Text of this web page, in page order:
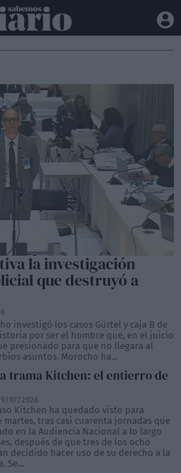
la investigación
que destruyó a
investigó los casos Gürtel y caja B de
por ser el hombre que, en el juicio
presionado para que no llegara al
asuntos. Morocho ha...
trama Kitchen: el entierro de
07/2026
Kitchen ha quedado visto para
martes, tras casi cuarenta jornadas que
en la Audiencia Nacional a lo largo
después de que tres de los ocho
decidido hacer uso de su derecho a la
Se...